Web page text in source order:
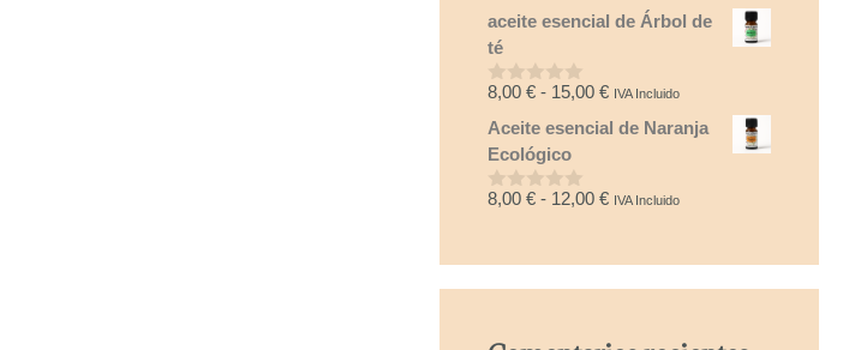
e
5
aceite esencial de Árbol de
té
0
e
5
8,00 € - 15,00 €Rango
de
8,00 €
IVA Incluido
Aceite esencial de Naranja
Ecológico
0
8,00 € - 12,00 €Rango
IVA Incluido